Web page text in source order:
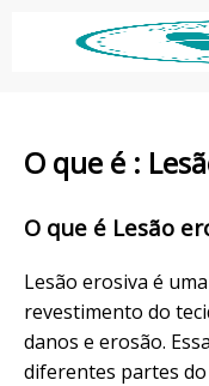
O que é :
O que é Lesão
Lesão erosiva é
revestimento do
danos e erosão.
diferentes partes